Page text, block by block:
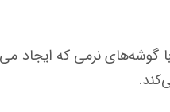
نرمی که ایجاد